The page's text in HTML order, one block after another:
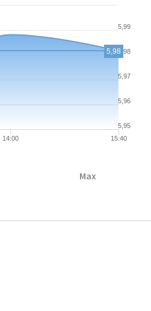
14:00 15:40
5,95
5,96
5,97
5,98
5,99
5,98
Max